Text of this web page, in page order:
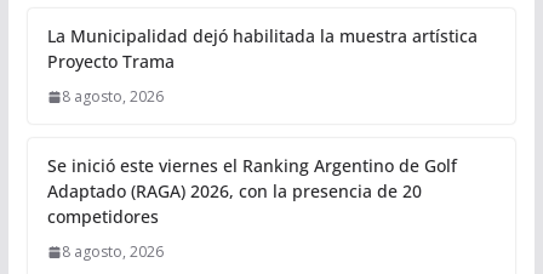
La Municipalidad dejó habilitada la muestra artística
Proyecto Trama
8 agosto, 2026
Se inició este viernes el Ranking Argentino de Golf
Adaptado (RAGA) 2026, con la presencia de 20
competidores
8 agosto, 2026